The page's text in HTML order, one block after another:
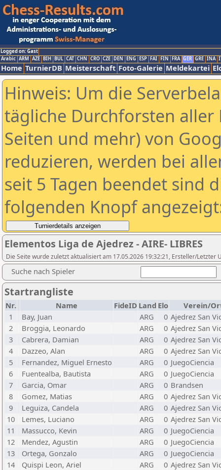
Logged on: Gast
Arabic ARM AZE BIH BUL CAT CHN CRO CZE DEN ENG ESP FAI FIN FRA GER GRE INA
Home TurnierDB Meisterschaft Foto-Galerie Meldekartei
Hinweis: Um die
tägliche Durchforsten aller
Seiten und mehr) von
reduzieren, werden bei
seit 5 Tagen beendet sind
folgenden Knopf
Elementos Liga de Ajedrez - AIRE- LIBRES
Die Seite wurde zuletzt aktualisiert am 17.05.2026 19:32:21, Ersteller/Letzter
Suche nach Spieler
Startrangliste
Nr. Name FideID Land Elo
Verein/
1
Bay, Juan ARG 0 Ajedrez San
2
Broggia, Leonardo ARG 0 Ajedrez San
3
Cabrera, Damian ARG 0 Ajedrez San
4
Dazzeo, Alan ARG 0 Ajedrez San
5
Fernandez, Miguel Ernesto ARG 0 JuegoCiencia
6
Fuentealba, Bautista ARG 0 JuegoCiencia
7
Garcia, Omar ARG 0 Brandsen
8
Gomez, Matias ARG 0 Ajedrez San
9
Leguiza, Candela ARG 0 Ajedrez San
10
Lemes, Luciano ARG 0 Ajedrez San
11
Massucco, Kevin ARG 0 JuegoCiencia
12
Mendez, Agustin ARG 0 JuegoCiencia
13
Ortega, Gonzalo ARG 0 JuegoCiencia
14
Quispi Leon, Ariel ARG 0 Ajedrez San